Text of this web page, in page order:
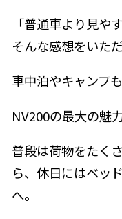
「普通車より見や
そんな感想をいた
車中泊やキャンプ
NV200の最大の魅
普段は荷物をたく
ら、休日にはベッ
へ。